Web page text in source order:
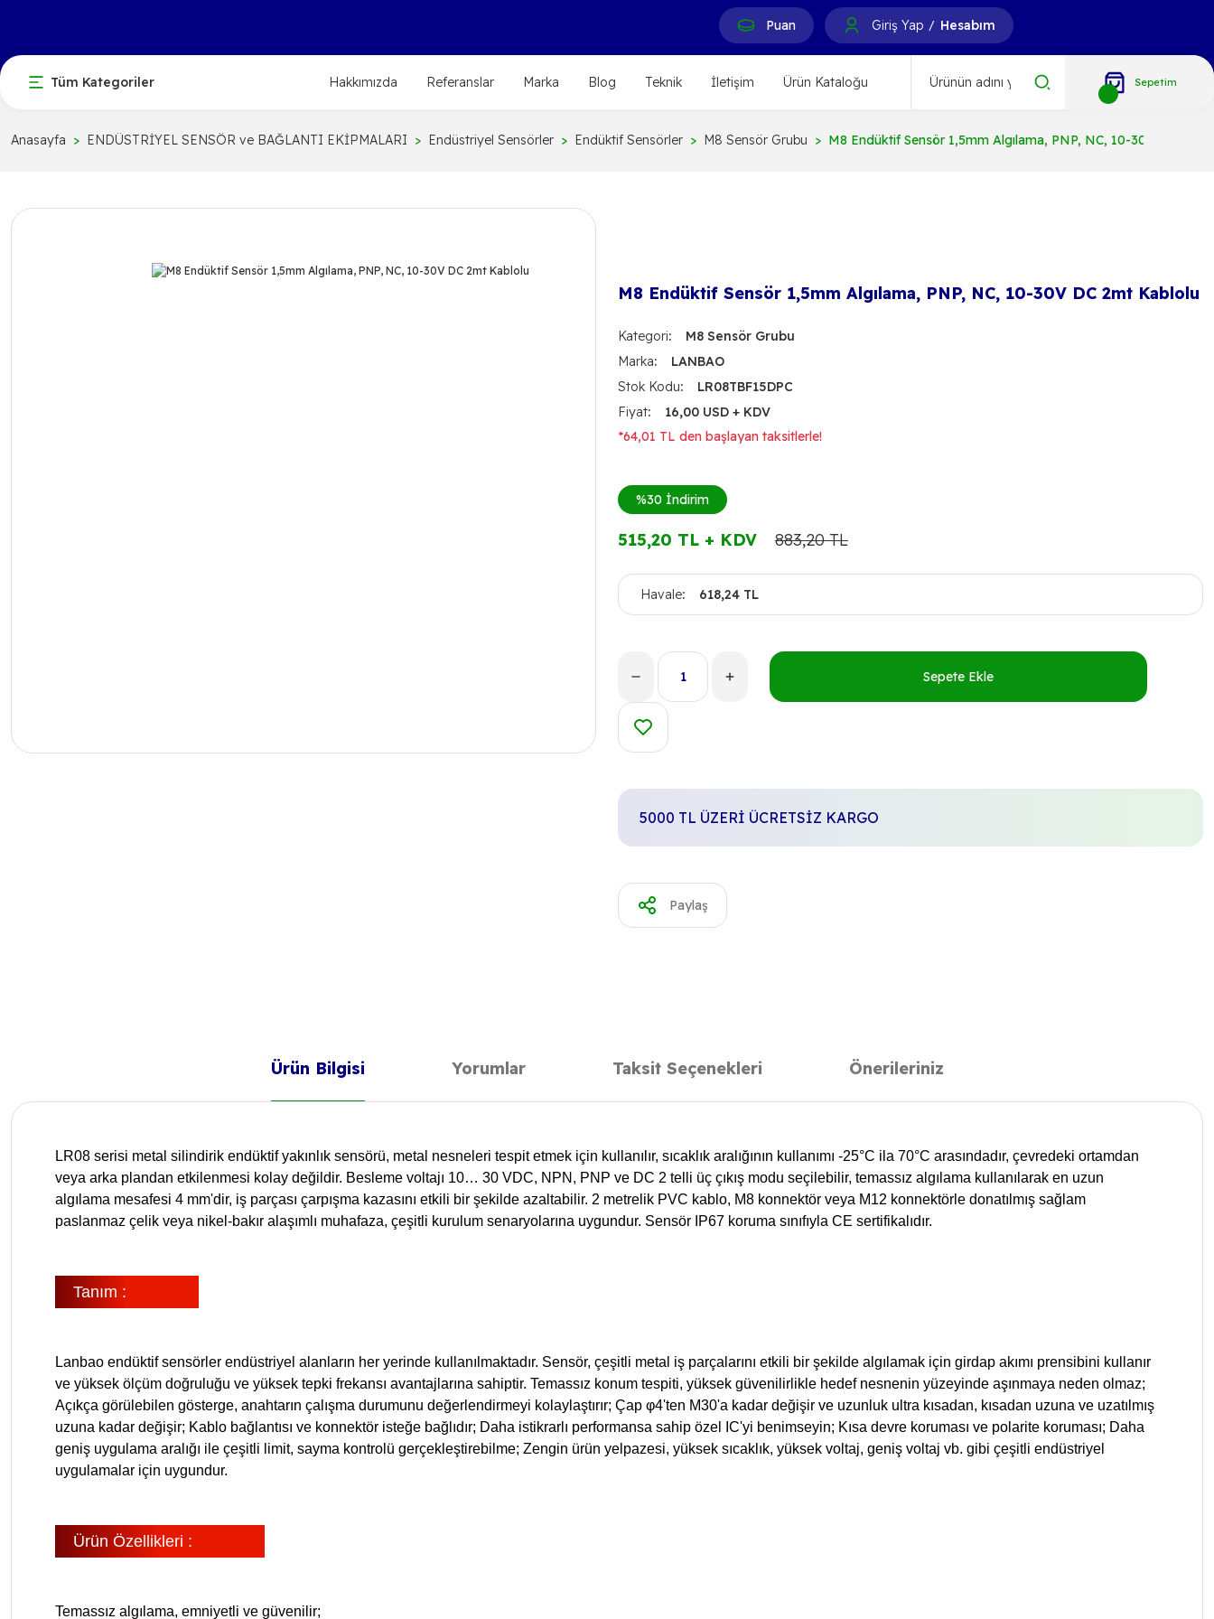
Puan Giriş Yap / Hesabım
Tüm Kategoriler Hakkımızda Referanslar Marka Blog Teknik İletişim Ürün Kataloğu Sepetim
Anasayfa ENDÜSTRİYEL SENSÖR ve BAĞLANTI EKİPMALARI Endüstriyel Sensörler Endüktif Sensörler M8 Sensör Grubu M8 Endüktif Sensör 1,5mm Algılama, PNP, NC, 10-30V DC 2mt
M8 Endüktif Sensör 1,5mm Algılama, PNP, NC, 10-30V DC 2mt Kablolu
Kategori
M8 Sensör Grubu
Marka
LANBAO
Stok Kodu
LR08TBF15DPC
Fiyat
16,00 USD + KDV
*64,01 TL den başlayan taksitlerle!
%30 İndirim
515,20 TL + KDV 883,20 TL
Havale 618,24 TL
Sepete Ekle
5000 TL ÜZERİ ÜCRETSİZ KARGO
Paylaş
Ürün Bilgisi Yorumlar Taksit Seçenekleri Önerileriniz
LR08 serisi metal silindirik endüktif yakınlık sensörü, metal nesneleri tespit etmek için kullanılır, sıcaklık aralığının kullanımı -25°C ila 70°C arasındadır, çevredeki ortamdan
veya arka plandan etkilenmesi kolay değildir. Besleme voltajı 10… 30 VDC, NPN, PNP ve DC 2 telli üç çıkış modu seçilebilir, temassız algılama kullanılarak en uzun
algılama mesafesi 4 mm'dir, iş parçası çarpışma kazasını etkili bir şekilde azaltabilir. 2 metrelik PVC kablo, M8 konnektör veya M12 konnektörle donatılmış sağlam
paslanmaz çelik veya nikel-bakır alaşımlı muhafaza, çeşitli kurulum senaryolarına uygundur. Sensör IP67 koruma sınıfıyla CE sertifikalıdır.
Tanım :
Lanbao endüktif sensörler endüstriyel alanların her yerinde kullanılmaktadır. Sensör, çeşitli metal iş parçalarını etkili bir şekilde algılamak için girdap akımı prensibini kullanır
ve yüksek ölçüm doğruluğu ve yüksek tepki frekansı avantajlarına sahiptir. Temassız konum tespiti, yüksek güvenilirlikle hedef nesnenin yüzeyinde aşınmaya neden olmaz;
Açıkça görülebilen gösterge, anahtarın çalışma durumunu değerlendirmeyi kolaylaştırır; Çap φ4'ten M30'a kadar değişir ve uzunluk ultra kısadan, kısadan uzuna ve uzatılmış
uzuna kadar değişir; Kablo bağlantısı ve konnektör isteğe bağlıdır; Daha istikrarlı performansa sahip özel IC'yi benimseyin; Kısa devre koruması ve polarite koruması; Daha
geniş uygulama aralığı ile çeşitli limit, sayma kontrolü gerçekleştirebilme; Zengin ürün yelpazesi, yüksek sıcaklık, yüksek voltaj, geniş voltaj vb. gibi çeşitli endüstriyel
uygulamalar için uygundur.
Ürün Özellikleri :
Temassız algılama, emniyetli ve güvenilir;